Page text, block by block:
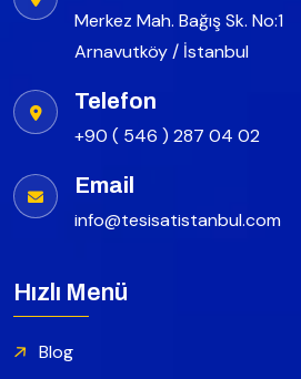
Merkez Mah. Bağış Sk. No:1
Arnavutköy / İstanbul
Telefon
+90 ( 546 ) 287 04 02
Email
info@tesisatistanbul.com
Hızlı Menü
Blog